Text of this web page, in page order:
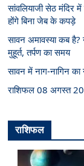
सांवलियाजी सेठ मंदिर
होंगे बिना जेब के कपड़े
सावन अमावस्या कब है?
मुहूर्त, तर्पण का समय
सावन में नाग-नागिन
राशिफल 08 अगस्त
राशिफल